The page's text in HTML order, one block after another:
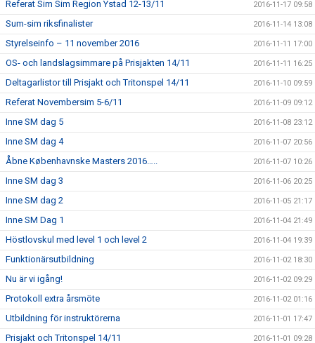
Referat Sim Sim Region Ystad 12-13/11 2016-11-17 09:58
Sum-sim riksfinalister 2016-11-14 13:08
Styrelseinfo – 11 november 2016 2016-11-11 17:00
OS- och landslagsimmare på Prisjakten 14/11 2016-11-11 16:25
Deltagarlistor till Prisjakt och Tritonspel 14/11 2016-11-10 09:59
Referat Novembersim 5-6/11 2016-11-09 09:12
Inne SM dag 5 2016-11-08 23:12
Inne SM dag 4 2016-11-07 20:56
Åbne Københavnske Masters 2016….. 2016-11-07 10:26
Inne SM dag 3 2016-11-06 20:25
Inne SM dag 2 2016-11-05 21:17
Inne SM Dag 1 2016-11-04 21:49
Höstlovskul med level 1 och level 2 2016-11-04 19:39
Funktionärsutbildning 2016-11-02 18:30
Nu är vi igång! 2016-11-02 09:29
Protokoll extra årsmöte 2016-11-02 01:16
Utbildning för instruktörerna 2016-11-01 17:47
Prisjakt och Tritonspel 14/11 2016-11-01 09:28